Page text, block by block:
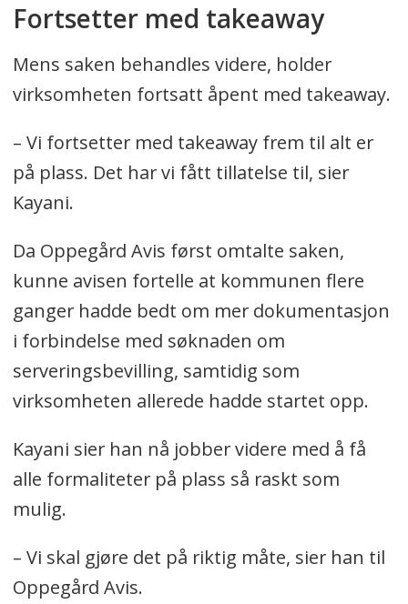
Fortsetter med takeaway
Mens saken behandles videre, holder
virksomheten fortsatt åpent med takeaway.
– Vi fortsetter med takeaway frem til alt er
på plass. Det har vi fått tillatelse til, sier
Kayani.
Da Oppegård Avis først omtalte saken,
kunne avisen fortelle at kommunen flere
ganger hadde bedt om mer dokumentasjon
i forbindelse med søknaden om
serveringsbevilling, samtidig som
virksomheten allerede hadde startet opp.
Kayani sier han nå jobber videre med å få
alle formaliteter på plass så raskt som
mulig.
– Vi skal gjøre det på riktig måte, sier han til
Oppegård Avis.